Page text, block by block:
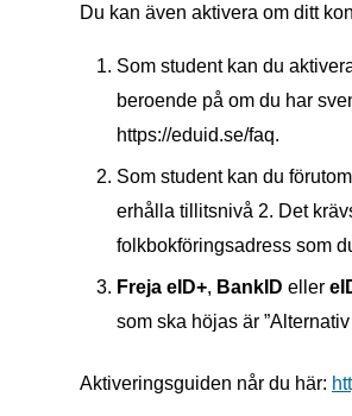
Du kan även aktivera om ditt
Som student kan du
beroende på om du har
https://eduid.se/faq.
Som student kan du
erhålla tillitsnivå 2. Det
folkbokföringsadress som
Freja eID+, BankID eller
som ska höjas är
Aktiveringsguiden når du här: